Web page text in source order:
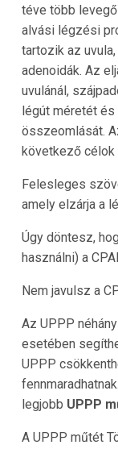
téve több
alvási légzési
tartozik az
adenoidák. Az
uvulánál,
légút méretét
összeomlását.
következő
Felesleges
amely elzárja a
Úgy döntesz,
használni) a
Nem javulsz a
Az UPPP
esetében
UPPP
legjobb UPPP
A UPPP műtét